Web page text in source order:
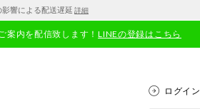
影響による配送遅延 詳細
案内を配信致します！LINEの登録はこちら
ログイン